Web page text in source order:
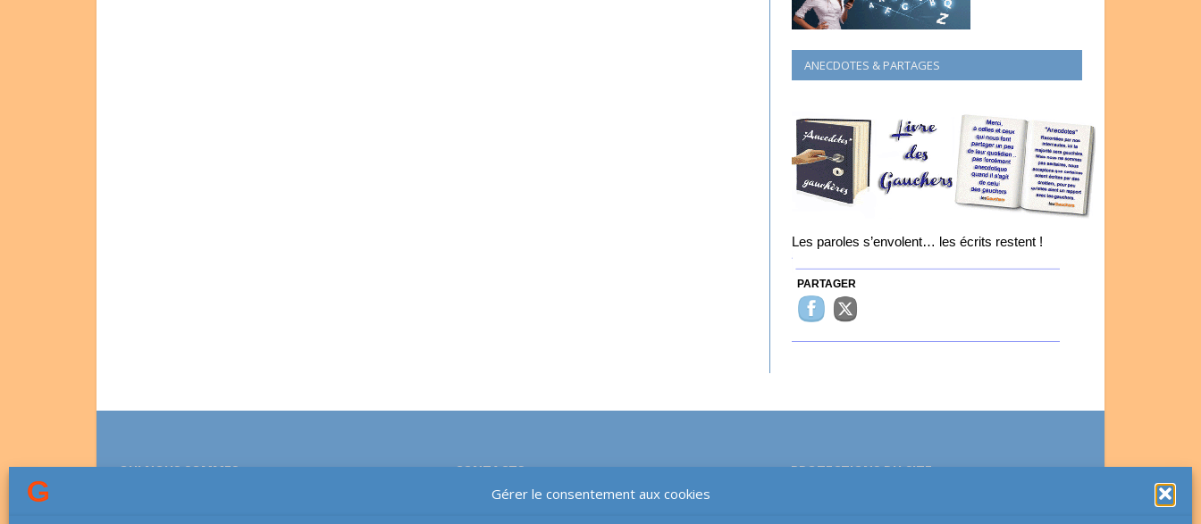
Gérer le consentement aux cookies
ANECDOTES & PARTAGES
Les paroles s’envolent… les écrits restent !
PARTAGER
QUI NOUS SOMMES CONTACTS PROTECTIONS DU SITE